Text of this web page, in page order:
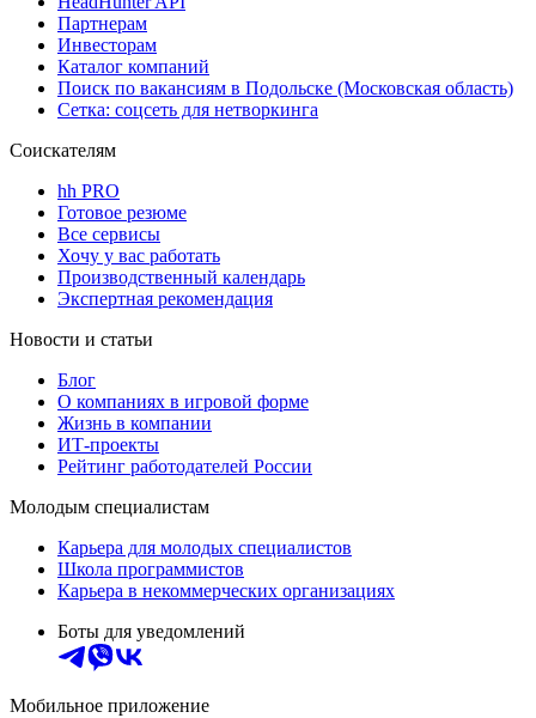
Партнерам
Инвесторам
Каталог компаний
Поиск по вакансиям в Подольске (Московская область)
Сетка: соцсеть для нетворкинга
Соискателям
hh PRO
Готовое резюме
Все сервисы
Хочу у вас работать
Производственный календарь
Экспертная рекомендация
Новости и статьи
Блог
О компаниях в игровой форме
Жизнь в компании
ИТ-проекты
Рейтинг работодателей России
Молодым специалистам
Карьера для молодых специалистов
Школа программистов
Карьера в некоммерческих организациях
Боты для уведомлений
Мобильное приложение